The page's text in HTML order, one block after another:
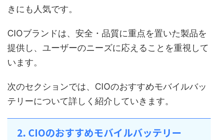
きにも人気です。
CIOブランドは、安全・品質に重点を置いた製品を
提供し、ユーザーのニーズに応えることを重視して
います。
次のセクションでは、CIOのおすすめモバイルバッ
テリーについて詳しく紹介していきます。
2. CIOのおすすめモバイルバッテリー